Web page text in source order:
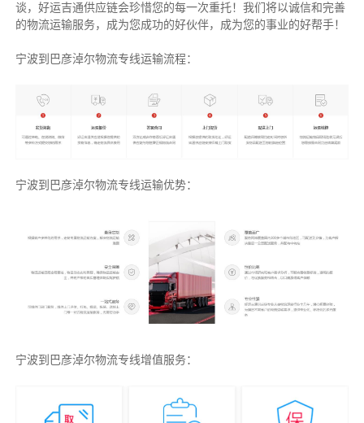
谈，好运吉通供应链会珍惜您的每一次重托！我们将以诚信和完善
的物流运输服务，成为您成功的好伙伴，成为您的事业的好帮手！
宁波到巴彦淖尔物流专线运输流程：
宁波到巴彦淖尔物流专线运输优势：
宁波到巴彦淖尔物流专线增值服务：